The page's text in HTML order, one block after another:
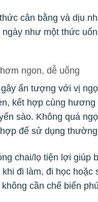
cân bằng và dịu
ngày như một thức
ngon, dễ uống
ấn tượng với vị
kết hợp cùng
sào. Không quá
để sử dụng
chai/lọ tiện lợi giúp
khi đi làm, đi học hoặc
cần chế biến